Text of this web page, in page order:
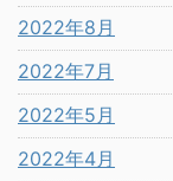
2022年8月
2022年7月
2022年5月
2022年4月